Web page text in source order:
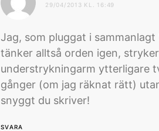
29/04/2013 KL. 16:49
Jag, som pluggat i
tänker alltså orden igen,
understrykningarm ytterligare
gånger (om jag räknat rätt)
snyggt du skriver!
SVARA